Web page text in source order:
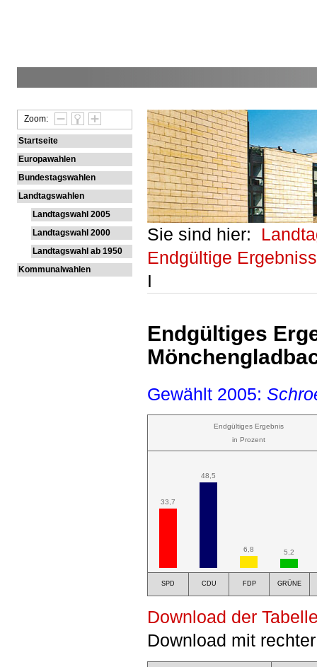
Zoom:
Startseite
Europawahlen
Bundestagswahlen
Landtagswahlen
Landtagswahl 2005
Landtagswahl 2000
Landtagswahl ab 1950
Kommunalwahlen
Sie sind hier:
Endgültige
I
Endgültiges
Gewählt 2005:
Endgültiges Ergebnis
in Prozent
33,7
48,5
6,8 5,2
SPD CDU FDP GRÜNE
Download der
Download mit